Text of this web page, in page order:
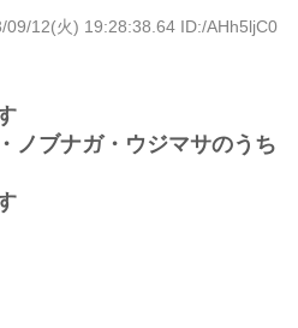
09/12(火) 19:28:38.64 ID:/AHh5ljC0
ノブナガ・ウジマサのうち